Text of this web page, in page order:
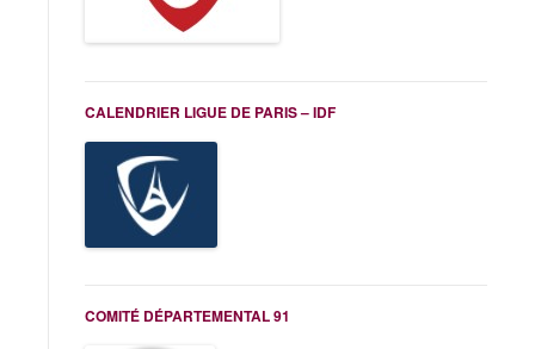
CALENDRIER LIGUE DE PARIS – IDF
COMITÉ DÉPARTEMENTAL 91